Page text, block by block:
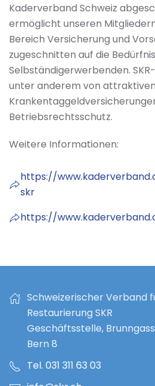
Kaderverband Schweiz
ermöglicht unseren
Bereich Versicherung und
zugeschnitten auf die
Selbständigerwerbenden.
unter anderem von
Betriebsrechtsschutz.
Weitere Informationen:
https://
skr
https://
Schweizerischer Verband
Restaurierung SKR
Geschäftsstelle,
Bern 8
Tel. 031 311 63 03